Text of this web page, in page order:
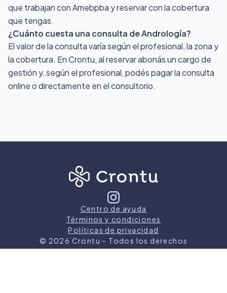
que trabajan con Amebpba y reservar con la cobertura
que tengas.
¿Cuánto cuesta una consulta de Andrología?
El valor de la consulta varía según el profesional, la zona y
la cobertura. En Crontu, al reservar abonás un cargo de
gestión y, según el profesional, podés pagar la consulta
online o directamente en el consultorio.
Centro de ayuda
Términos y condiciones
Políticas de privacidad
© 2026 Crontu – Todos los derechos
reservados